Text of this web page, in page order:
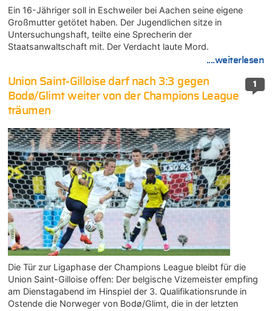
Ein 16-Jähriger soll in Eschweiler bei Aachen seine eigene
Großmutter getötet haben. Der Jugendlichen sitze in
Untersuchungshaft, teilte eine Sprecherin der
Staatsanwaltschaft mit. Der Verdacht laute Mord.
....weiterlesen
1
Union Saint-Gilloise darf nach 3:3 gegen
Bodø/Glimt weiter von der Champions League
träumen
Die Tür zur Ligaphase der Champions League bleibt für die
Union Saint-Gilloise offen: Der belgische Vizemeister empfing
am Dienstagabend im Hinspiel der 3. Qualifikationsrunde in
Ostende die Norweger von Bodø/Glimt, die in der letzten